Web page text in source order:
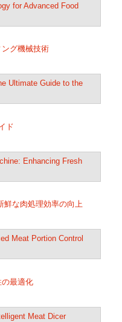
グ機械技術
ド
鮮な肉処理効率の向上
最適化